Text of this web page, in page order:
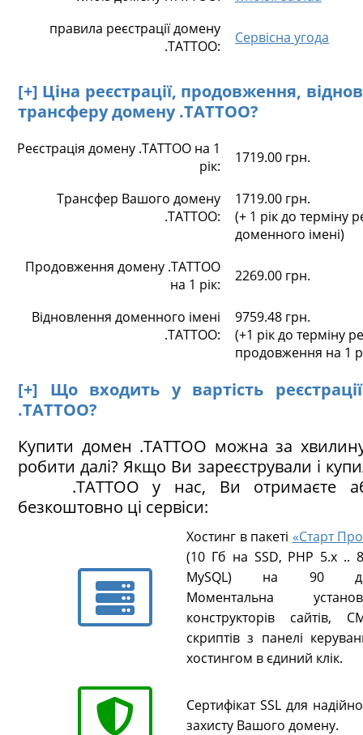
правила реєстрації домену
.TATTOO:
Сервісна угода
[+] Ціна реєстрації, продовження,
трансферу домену .TATTOO?
Реєстрація домену .TATTOO на 1
рік:
1719.00 грн.
Трансфер Вашого домену
.TATTOO:
1719.00 грн.
(+ 1 рік до терміну
доменного імені)
Продовження домену .TATTOO
на 1 рік:
2269.00 грн.
Відновлення доменного імені
.TATTOO:
9759.48 грн.
(+1 рік до терміну
продовження на 1
[+] Що входить у вартість
.TATTOO?
Купити домен .TATTOO можна за
робити далі? Якщо Ви зареєстрували і
.TATTOO у нас, Ви отримаєте
безкоштовно ці сервіси:
Хостинг в пакеті «Старт
(10 Гб на SSD, PHP 5.х ..
MySQL) на 90
Моментальна
конструкторів сайтів,
скриптів з панелі
хостингом в єдиний клік.
Сертифікат SSL для
захисту Вашого домену.